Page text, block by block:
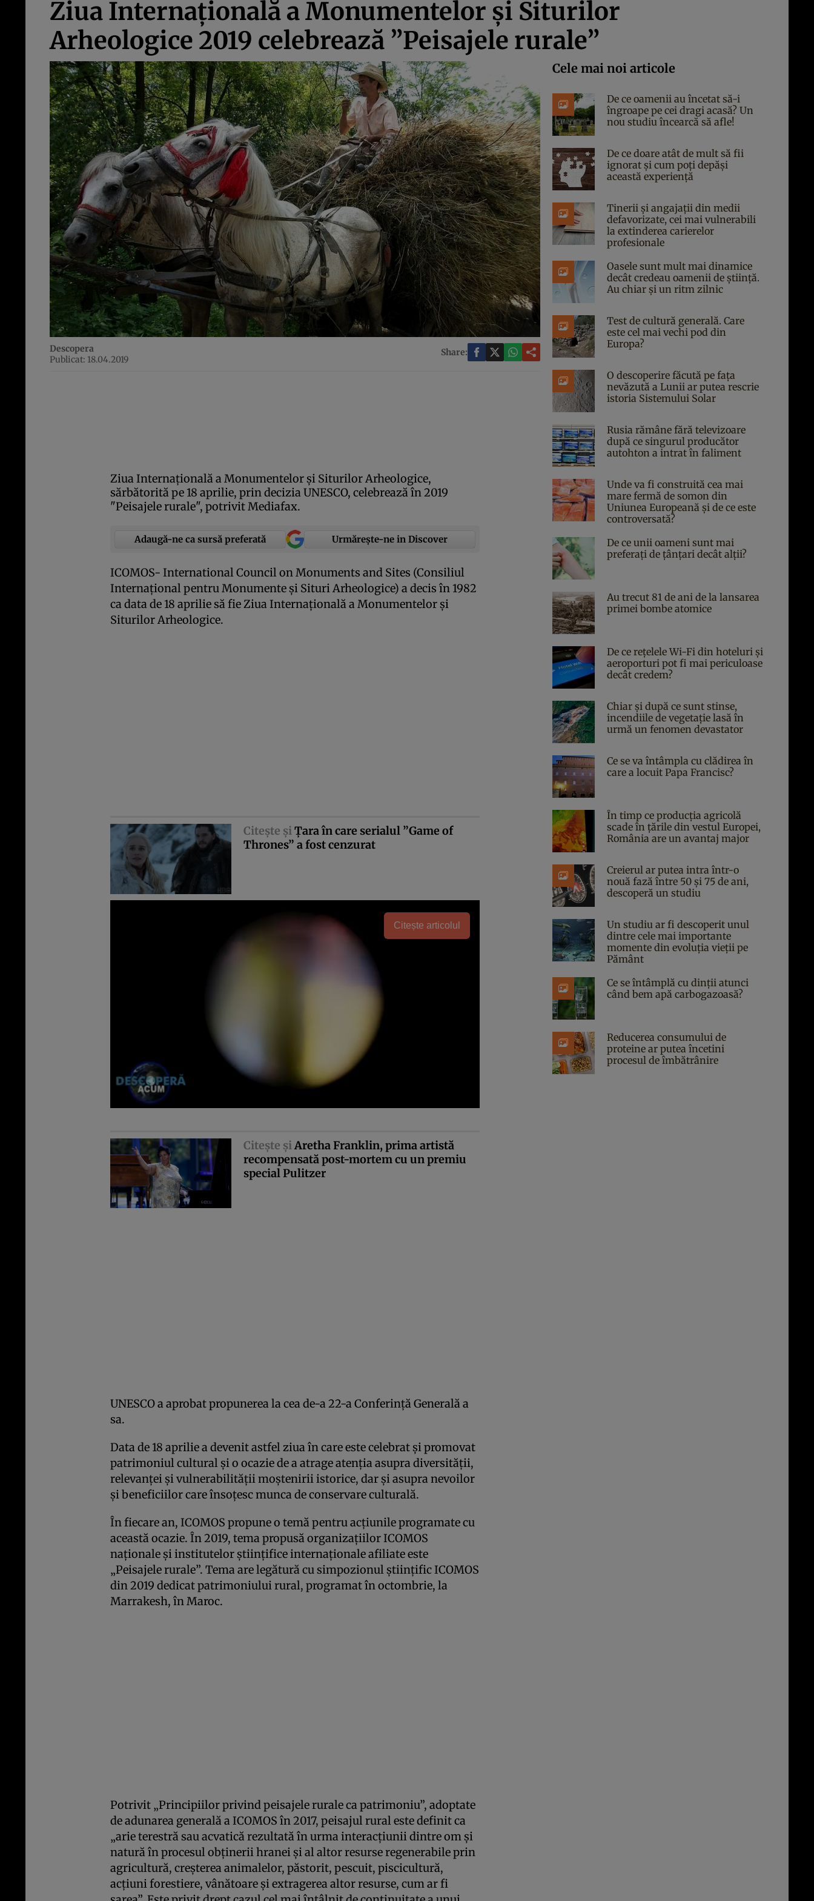
Ziua Internaţională a Monumentelor şi Siturilor
Arheologice 2019 celebrează ”Peisajele rurale”
Descopera
Publicat: 18.04.2019
Share:
Ziua Internaţională a Monumentelor şi Siturilor Arheologice,
sărbătorită pe 18 aprilie, prin decizia UNESCO, celebrează în 2019
"Peisajele rurale", potrivit Mediafax.
Adaugă-ne ca sursă preferată Urmărește-ne in Discover
ICOMOS- International Council on Monuments and Sites (Consiliul
Internaţional pentru Monumente şi Situri Arheologice) a decis în 1982
ca data de 18 aprilie să fie Ziua Internaţională a Monumentelor şi
Siturilor Arheologice.
Citeşte şiŢara în care serialul ”Game of
Thrones” a fost cenzurat
Citește articolul
Citeşte şiAretha Franklin, prima artistă
recompensată post-mortem cu un premiu
special Pulitzer
UNESCO a aprobat propunerea la cea de-a 22-a Conferinţă Generală a
sa.
Data de 18 aprilie a devenit astfel ziua în care este celebrat şi promovat
patrimoniul cultural şi o ocazie de a atrage atenţia asupra diversităţii,
relevanţei şi vulnerabilităţii moştenirii istorice, dar şi asupra nevoilor
şi beneficiilor care însoţesc munca de conservare culturală.
În fiecare an, ICOMOS propune o temă pentru acţiunile programate cu
această ocazie. În 2019, tema propusă organizaţiilor ICOMOS
naţionale şi institutelor ştiinţifice internaţionale afiliate este
„Peisajele rurale”. Tema are legătură cu simpozionul ştiinţific ICOMOS
din 2019 dedicat patrimoniului rural, programat în octombrie, la
Marrakesh, în Maroc.
Potrivit „Principiilor privind peisajele rurale ca patrimoniu”, adoptate
de adunarea generală a ICOMOS în 2017, peisajul rural este definit ca
„arie terestră sau acvatică rezultată în urma interacţiunii dintre om şi
natură în procesul obţinerii hranei şi al altor resurse regenerabile prin
agricultură, creşterea animalelor, păstorit, pescuit, piscicultură,
acţiuni forestiere, vânătoare şi extragerea altor resurse, cum ar fi
Cele mai noi articole
De ce oamenii au încetat să-i
îngroape pe cei dragi acasă? Un
nou studiu încearcă să afle!
De ce doare atât de mult să fii
ignorat și cum poți depăși
această experiență
Tinerii și angajații din medii
defavorizate, cei mai vulnerabili
la extinderea carierelor
profesionale
Oasele sunt mult mai dinamice
decât credeau oamenii de știință.
Au chiar și un ritm zilnic
Test de cultură generală. Care
este cel mai vechi pod din
Europa?
O descoperire făcută pe fața
nevăzută a Lunii ar putea rescrie
istoria Sistemului Solar
Rusia rămâne fără televizoare
după ce singurul producător
autohton a intrat în faliment
Unde va fi construită cea mai
mare fermă de somon din
Uniunea Europeană și de ce este
controversată?
De ce unii oameni sunt mai
preferați de țânțari decât alții?
Au trecut 81 de ani de la lansarea
primei bombe atomice
De ce rețelele Wi-Fi din hoteluri și
aeroporturi pot fi mai periculoase
decât credem?
Chiar și după ce sunt stinse,
incendiile de vegetație lasă în
urmă un fenomen devastator
Ce se va întâmpla cu clădirea în
care a locuit Papa Francisc?
În timp ce producția agricolă
scade în țările din vestul Europei,
România are un avantaj major
Creierul ar putea intra într-o
nouă fază între 50 și 75 de ani,
descoperă un studiu
Un studiu ar fi descoperit unul
dintre cele mai importante
momente din evoluția vieții pe
Pământ
Ce se întâmplă cu dinții atunci
când bem apă carbogazoasă?
Reducerea consumului de
proteine ar putea încetini
procesul de îmbătrânire